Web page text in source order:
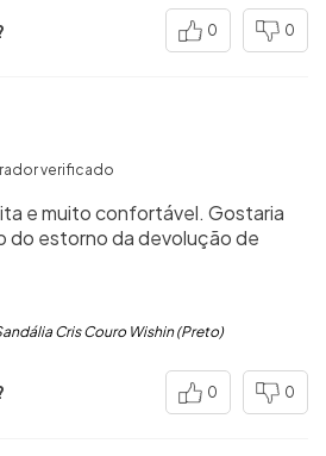
0 0
verificado
e muito confortável. Gostaria
do estorno da devolução de
Cris Couro Wishin (Preto)
0 0